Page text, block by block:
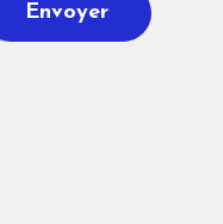
Envoyer